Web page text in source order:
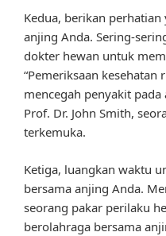
Kedua, berikan
anjing Anda. Sering-
dokter hewan untuk
“Pemeriksaan
mencegah penyakit
Prof. Dr. John Smith,
terkemuka.
Ketiga, luangkan waktu
bersama anjing Anda.
seorang pakar perilaku
berolahraga bersama